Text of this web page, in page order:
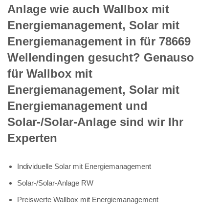
Anlage wie auch Wallbox mit
Energiemanagement, Solar mit
Energiemanagement in für 78669
Wellendingen gesucht? Genauso
für Wallbox mit
Energiemanagement, Solar mit
Energiemanagement und
Solar-/Solar-Anlage sind wir Ihr
Experten
Individuelle Solar mit Energiemanagement
Solar-/Solar-Anlage RW
Preiswerte Wallbox mit Energiemanagement